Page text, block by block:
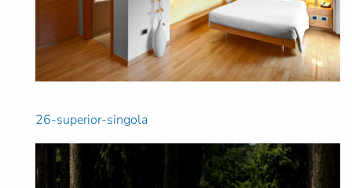
26-superior-singola